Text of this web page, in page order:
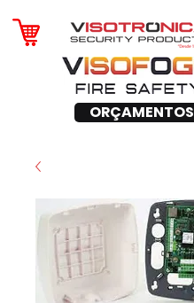
ORÇAMENTOS